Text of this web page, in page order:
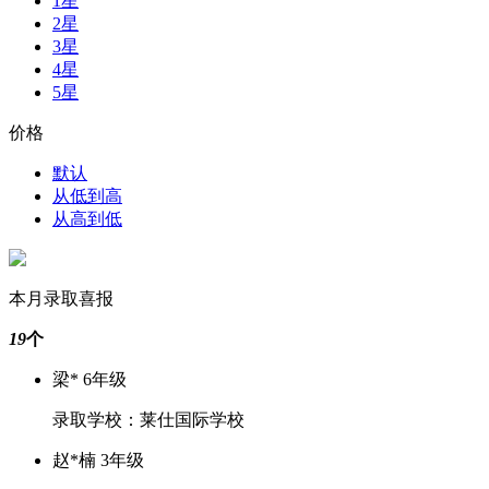
2星
3星
4星
5星
价格
默认
从低到高
从高到低
本月录取喜报
19个
梁* 6年级
录取学校：莱仕国际学校
赵*楠 3年级